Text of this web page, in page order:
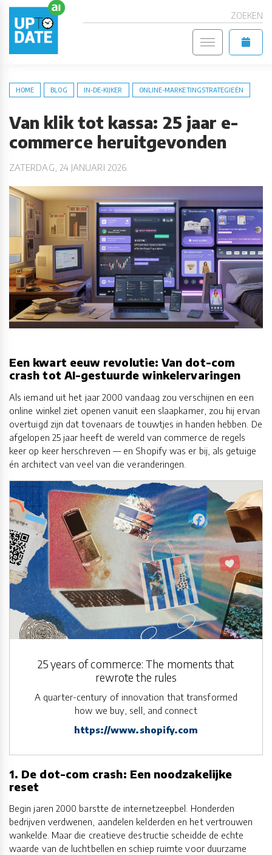
ZOEKEN
HOME BLOG IN-DE-KIJKER ONLINE-MARKETINGSTRATEGIEËN
Van klik tot kassa: 25 jaar e-
commerce heruitgevonden
ZATERDAG, 24 JANUARI 2026
Een kwart eeuw revolutie: Van dot-com
crash tot AI-gestuurde winkelervaringen
Als iemand uit het jaar 2000 vandaag zou verschijnen en een
online winkel ziet openen vanuit een slaapkamer, zou hij ervan
overtuigd zijn dat tovenaars de touwtjes in handen hebben. De
afgelopen 25 jaar heeft de wereld van commerce de regels
keer op keer herschreven — en Shopify was er bij, als getuige
én architect van veel van die veranderingen.
25 years of commerce: The moments that
rewrote the rules
A quarter-century of innovation that transformed
how we buy, sell, and connect
https://www.shopify.com
1. De dot-com crash: Een noodzakelijke
reset
Begin jaren 2000 barstte de internetzeepbel. Honderden
bedrijven verdwenen, aandelen kelderden en het vertrouwen
wankelde. Maar die creatieve destructie scheidde de echte
waarde van de luchtbellen en schiep ruimte voor duurzame